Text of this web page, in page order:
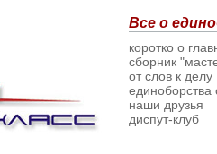
Все о
коротко о
сборник
от слов к делу
наши друзья
диспут-клуб